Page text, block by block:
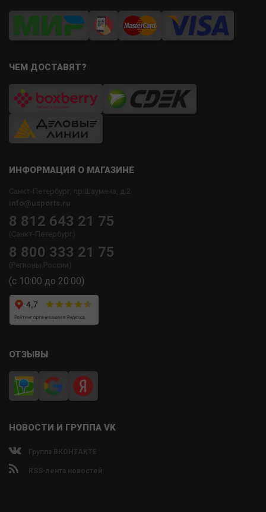
ЧЕМ ДОСТАВЯТ?
ИНФОРМАЦИЯ О МАГАЗИНЕ
Санкт-Петербург, пр.Шаумяна, д.2
info@usports.ru
8 812 643 21 75
(Санкт-Петербург)
8 800 333 21 75
(Регионы России)
(с 10:00 до 20:00)
ОТЗЫВЫ
НОВОСТИ И ГРУППА VK
Группа ВКОНТАКТЕ
RSS-лента новостей